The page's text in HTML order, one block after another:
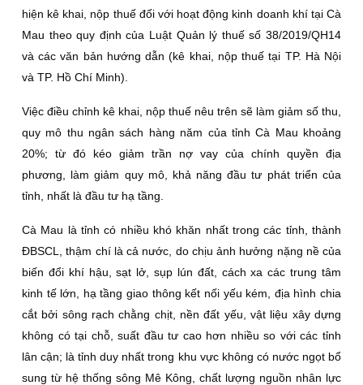
hiện kê khai, nộp thuế đối với hoạt động kinh doanh khí tại Cà
Mau theo quy định của Luật Quản lý thuế số 38/2019/QH14
và các văn bản hướng dẫn (kê khai, nộp thuế tại TP. Hà Nội
và TP. Hồ Chí Minh).
Việc điều chỉnh kê khai, nộp thuế nêu trên sẽ làm giảm số thu,
quy mô thu ngân sách hàng năm của tỉnh Cà Mau khoảng
20%; từ đó kéo giảm trần nợ vay của chính quyền địa
phương, làm giảm quy mô, khả năng đầu tư phát triển của
tỉnh, nhất là đầu tư hạ tầng.
Cà Mau là tỉnh có nhiều khó khăn nhất trong các tỉnh, thành
ĐBSCL, thậm chí là cả nước, do chịu ảnh hưởng nặng nề của
biến đổi khí hậu, sạt lở, sụp lún đất, cách xa các trung tâm
kinh tế lớn, hạ tầng giao thông kết nối yếu kém, địa hình chia
cắt bởi sông rạch chằng chịt, nền đất yếu, vật liệu xây dựng
không có tại chỗ, suất đầu tư cao hơn nhiều so với các tỉnh
lân cận; là tỉnh duy nhất trong khu vực không có nước ngọt bổ
sung từ hệ thống sông Mê Kông, chất lượng nguồn nhân lực